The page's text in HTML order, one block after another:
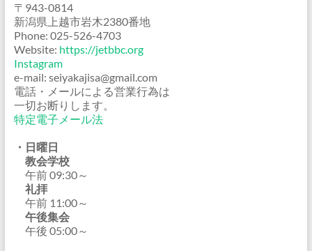
〒943-0814
新潟県上越市岩木2380番地
Phone: 025-526-4703
Website: https://jetbbc.org
Instagram
e-mail: seiyakajisa@gmail.com
電話・メールによる営業行為は
一切お断りします。
特定電子メール法
・日曜日
教会学校
午前 09:30～
礼拝
午前 11:00～
午後集会
午後 05:00～